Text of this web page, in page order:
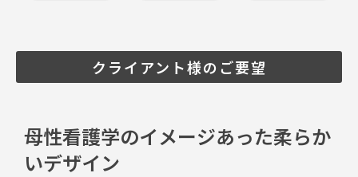
クライアント様のご要望
母性看護学のイメージあった柔らか
いデザイン